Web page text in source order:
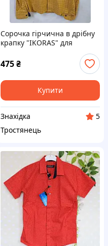
Сорочка гірчична в дрібну
крапку "IKORAS" для
475₴
Купити
Знахідка
5
Тростянець